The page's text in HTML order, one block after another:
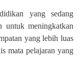
yang sedang
untuk meningkatkan
yang lebih luas
mata pelajaran yang